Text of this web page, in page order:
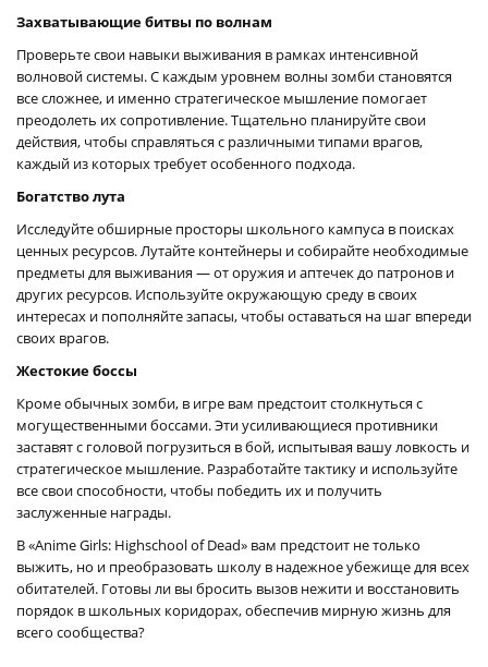
Захватывающие битвы по волнам
Проверьте свои навыки выживания в рамках интенсивной
волновой системы. С каждым уровнем волны зомби становятся
все сложнее, и именно стратегическое мышление помогает
преодолеть их сопротивление. Тщательно планируйте свои
действия, чтобы справляться с различными типами врагов,
каждый из которых требует особенного подхода.
Богатство лута
Исследуйте обширные просторы школьного кампуса в поисках
ценных ресурсов. Лутайте контейнеры и собирайте необходимые
предметы для выживания — от оружия и аптечек до патронов и
других ресурсов. Используйте окружающую среду в своих
интересах и пополняйте запасы, чтобы оставаться на шаг впереди
своих врагов.
Жестокие боссы
Кроме обычных зомби, в игре вам предстоит столкнуться с
могущественными боссами. Эти усиливающиеся противники
заставят с головой погрузиться в бой, испытывая вашу ловкость и
стратегическое мышление. Разработайте тактику и используйте
все свои способности, чтобы победить их и получить
заслуженные награды.
В «Anime Girls: Highschool of Dead» вам предстоит не только
выжить, но и преобразовать школу в надежное убежище для всех
обитателей. Готовы ли вы бросить вызов нежити и восстановить
порядок в школьных коридорах, обеспечив мирную жизнь для
всего сообщества?